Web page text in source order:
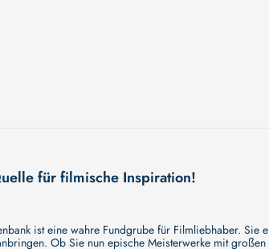
für filmische Inspiration!
ist eine wahre Fundgrube für Filmliebhaber.
Ob Sie nun epische Meisterwerke mit